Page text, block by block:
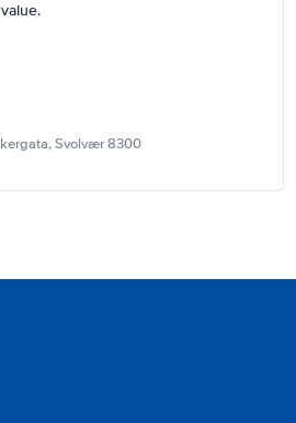
Svolvær 8300